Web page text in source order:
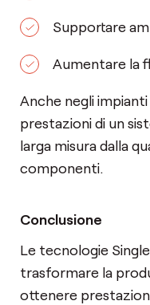
Supportare
Aumentare la
Anche negli
prestazioni di un
larga misura dalla
componenti.
Conclusione
Le tecnologie
trasformare la
ottenere